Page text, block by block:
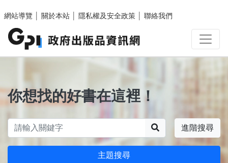
網站導覽
關於本站 隱私權及安全政策 聯絡我們
你想找的好書在這裡！
進階搜尋
主題搜尋